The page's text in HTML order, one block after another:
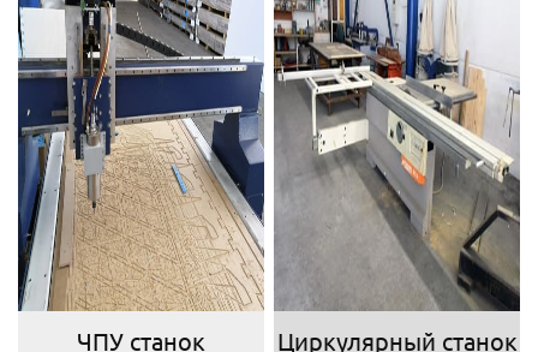
ЧПУ станок
Циркулярный станок